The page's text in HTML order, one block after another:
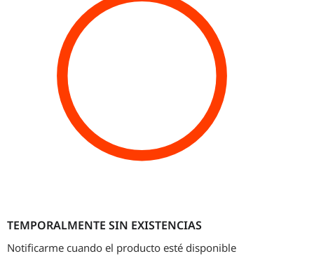
TEMPORALMENTE SIN EXISTENCIAS
Notificarme cuando el producto esté disponible